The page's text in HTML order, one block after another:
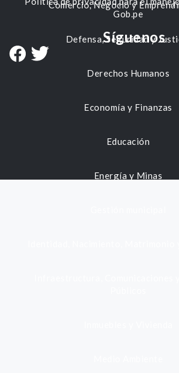
Comercio, Negocio y
Defensa, Seguridad y
Derechos Humanos
Economía y Finanzas
Educación
Energía y Minas
Gob.pe
Síguenos